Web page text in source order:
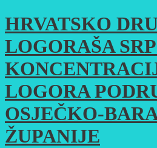
Skoči
do
sadržaja
HRVATSKO
LOGORAŠA
LOGORA
OSJEČKO-
ŽUPANIJE